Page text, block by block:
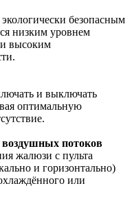
безопасным
низким уровнем
высоким
и выключать
оптимальную
воздушных потоков
жалюзи с пульта
и горизонтально)
или